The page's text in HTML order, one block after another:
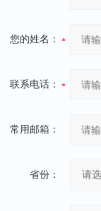
您的姓名：
联系电话：
常用邮箱：
省份：